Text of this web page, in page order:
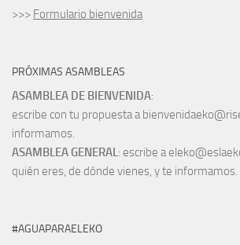
>>> Formulario bienvenida
PRÓXIMAS ASAMBLEAS
ASAMBLEA DE BIENVENIDA:
escribe con tu propuesta a
informamos.
ASAMBLEA GENERAL: escribe a
quién eres, de dónde vienes, y te informamos.
#AGUAPARAELEKO